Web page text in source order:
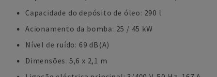
Capacidade do depósito de óleo: 290 l
Acionamento da bomba: 25 / 45 kW
Nível de ruído: 69 dB(A)
Dimensões: 5,6 x 2,1 m